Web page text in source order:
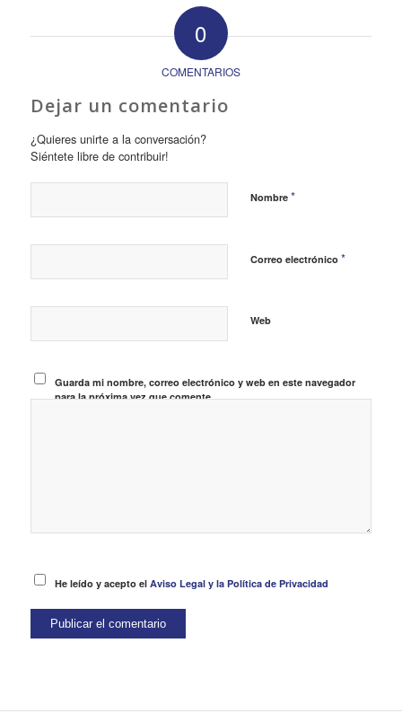
0
COMENTARIOS
Dejar un comentario
¿Quieres unirte a la conversación?
Siéntete libre de contribuir!
Nombre *
Correo electrónico *
Web
Guarda mi nombre, correo electrónico y web en este navegador
para la próxima vez que comente.
He leído y acepto elAviso Legal y la Política de Privacidad